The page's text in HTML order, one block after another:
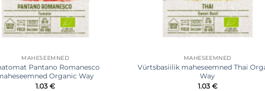
MAHESEEMNED
Pantano Romanesco
Organic Way
1.03€
MAHESEEMNED
Vürtsbasiilik maheseemned Thai
Way
1.03 €